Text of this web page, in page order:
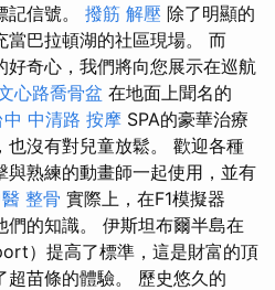
信號。 撥筋 解壓 除了明顯的
當巴拉頓湖的社區現場。 而
好奇心，我們將向您展示在巡航
心路喬骨盆 在地面上聞名的
中 中清路 按摩 SPA的豪華治療
也沒有對兒童放鬆。 歡迎各種
與熟練的動畫師一起使用，並有
整骨 實際上，在F1模擬器
的知識。 伊斯坦布爾半島在
）提高了標準，這是財富的頂
苗條的體驗。 歷史悠久的